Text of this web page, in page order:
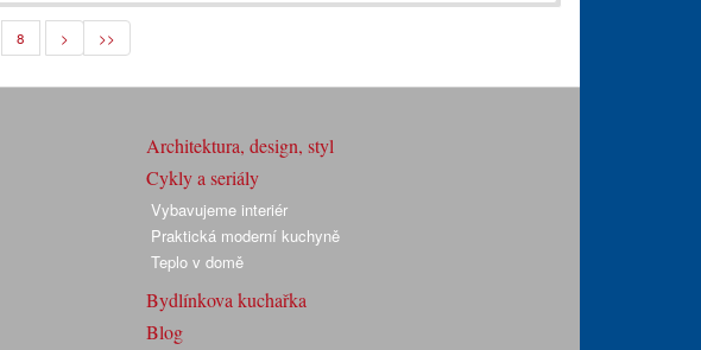
8 > >>
Architektura, design, styl
Cykly a seriály
Vybavujeme interiér
Praktická moderní kuchyně
Teplo v domě
Bydlínkova kuchařka
Blog